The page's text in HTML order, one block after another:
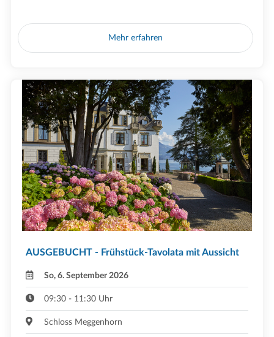
Mehr erfahren
AUSGEBUCHT - Frühstück-Tavolata mit Aussicht
So, 6. September 2026
09:30 - 11:30 Uhr
Schloss Meggenhorn